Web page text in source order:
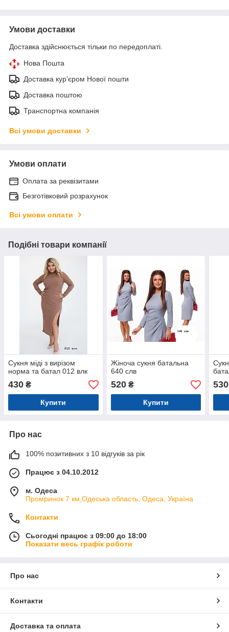
Умови доставки
Доставка здійснюється тільки по передоплаті.
Нова Пошта
Доставка кур'єром Нової пошти
Доставка поштою
Транспортна компанія
Всі умови доставки
Умови оплати
Оплата за реквізитами
Безготівковий розрахунок
Всі умови оплати
Подібні товари компанії
Сукня міді з вирізом
норма та батал 012 влк
430 ₴
Купити
Жіноча сукня батальна
640 слв
520₴
Купити
530
Про нас
100% позитивних з 10 відгуків за рік
Працює з 04.10.2012
м. Одеса
Промринок 7 км,Одеська область, Одеса, Україна
Контакти
Сьогодні працює з 09:00 до 18:00
Показати весь графік роботи
Про нас
Контакти
Доставка та оплата